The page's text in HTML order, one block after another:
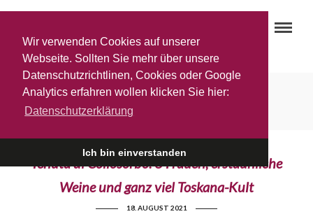
Wir verwenden Cookies auf unserer
Webseite. Sollten Sie mehr über unsere
Datenschutzrichtlinen, Cookies oder Google
Analytics erfahren wollen klicken Sie hier:
Datenschutzerklärung
Ich bin einverstanden
Ciacci
Tenuta di Collosorbo: 3 Frauen, erstaunliche
Weine und ganz viel Toskana-Kult
18. AUGUST 2021